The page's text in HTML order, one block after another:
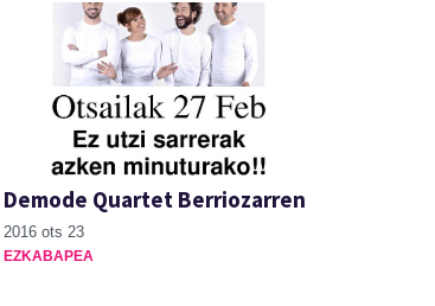
Demode Quartet Berriozarren
2016 ots 23
EZKABAPEA